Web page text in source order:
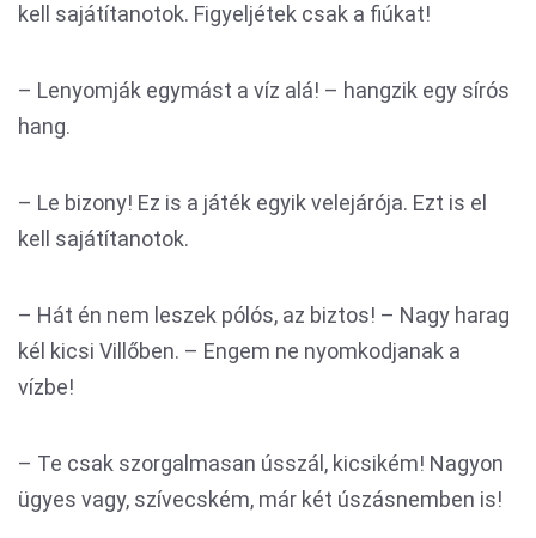
kell sajátítanotok. Figyeljétek csak a fiúkat!
– Lenyomják egymást a víz alá! – hangzik egy sírós
hang.
– Le bizony! Ez is a játék egyik velejárója. Ezt is el
kell sajátítanotok.
– Hát én nem leszek pólós, az biztos! – Nagy harag
kél kicsi Villőben. – Engem ne nyomkodjanak a
vízbe!
– Te csak szorgalmasan ússzál, kicsikém! Nagyon
ügyes vagy, szívecském, már két úszásnemben is!